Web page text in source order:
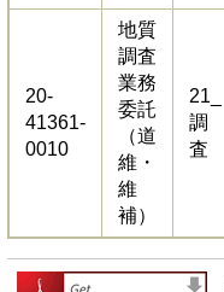
20-
41361-
0010
地質
調査
業務
委託
（道
維・
維
補）
21_
調
査